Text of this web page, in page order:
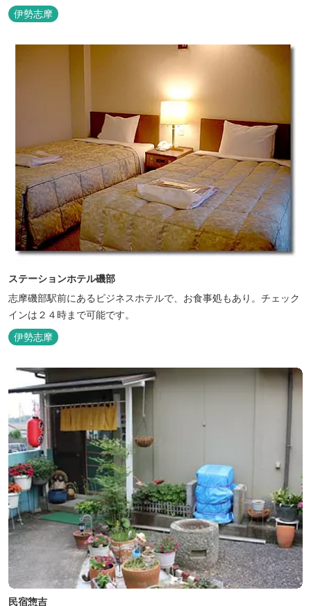
できるクルーズ船は毎日運行しており、漁で獲れた魚を食べること
もできます。
伊勢志摩
ステーションホテル磯部
志摩磯部駅前にあるビジネスホテルで、お食事処もあり。チェック
インは２４時まで可能です。
伊勢志摩
民宿惣吉